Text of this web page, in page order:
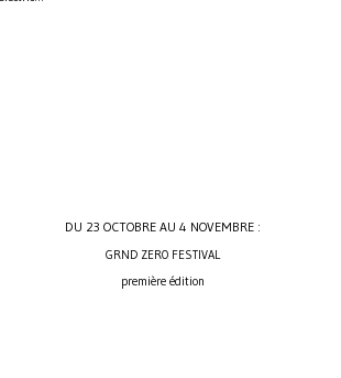
DU 23 OCTOBRE AU 4 NOVEMBRE :
GRND ZERO FESTIVAL
première édition